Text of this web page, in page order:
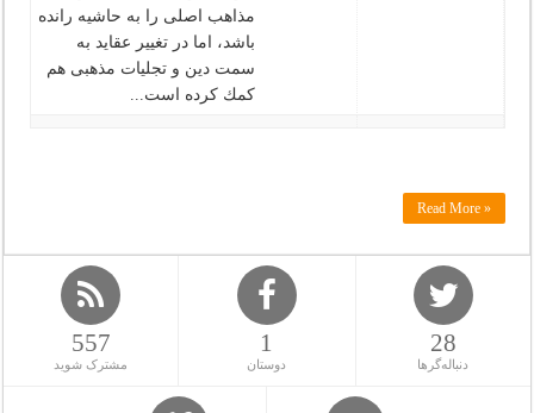
مذاهب اصلی را به حاشیه رانده
باشد، اما در تغییر عقاید به
سمت دین و تجلیات مذهبی هم
كمك كرده است‌...
Read More »
557
مشترک شوید
1
دوستان
28
دنباله‌گرها